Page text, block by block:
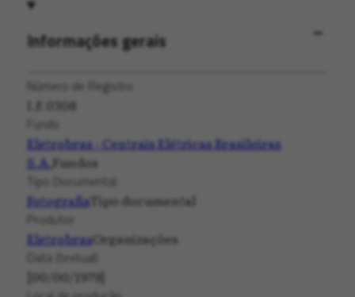
Informações gerais
Número de Registro
I.F.0308
Fundo
Eletrobras - Centrais Elétricas Brasileiras
S.A.Fundos
Tipo Documental
FotografiaTipo documental
Produtor
EletrobrasOrganizações
Data (textual)
[00/00/1979]